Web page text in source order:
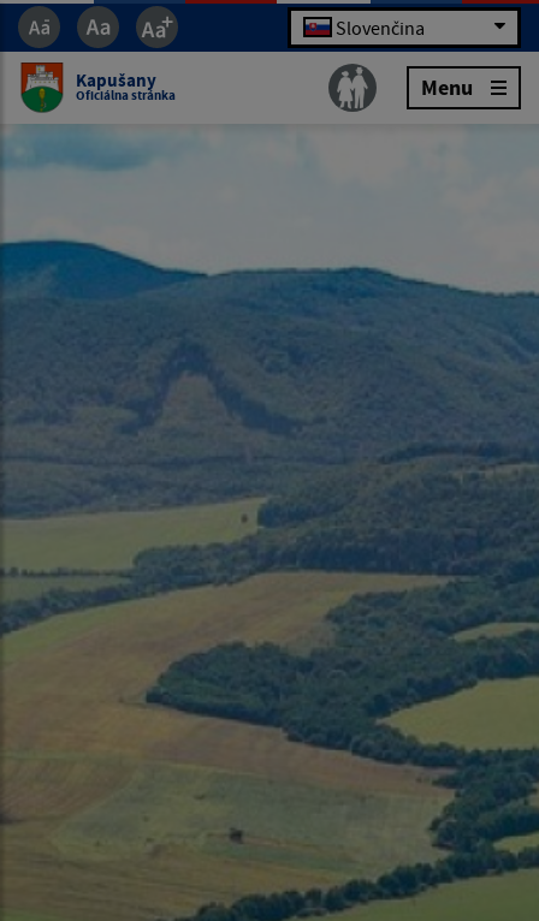
Slovenčina
Kapušany
Oficiálna stránka Menu